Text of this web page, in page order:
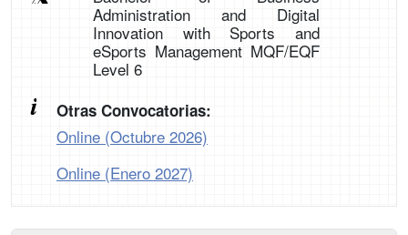
Administration and Digital
Innovation with Sports and
eSports Management MQF/EQF
Level 6
Otras Convocatorias:
Online (Octubre 2026)
Online (Enero 2027)